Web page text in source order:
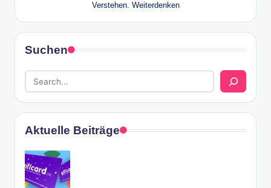
Verstehen. Weiterdenken
Suchen
Aktuelle Beiträge